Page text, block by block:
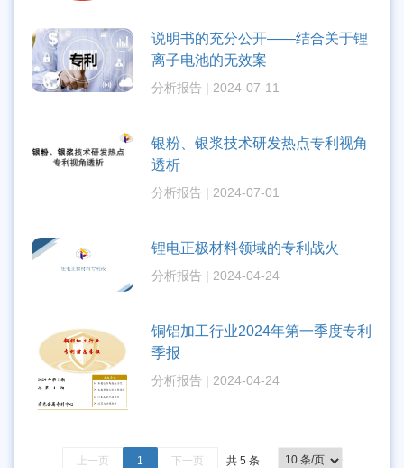
说明书的充分公开——结合关于锂
离子电池的无效案
分析报告 | 2024-07-11
银粉、银浆技术研发热点专利视角
透析
分析报告 | 2024-07-01
锂电正极材料领域的专利战火
分析报告 | 2024-04-24
铜铝加工行业2024年第一季度专利
季报
分析报告 | 2024-04-24
上一页 1 下一页 共 5 条